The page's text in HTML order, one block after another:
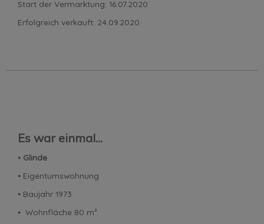
Start der Vermarktung: 16.07.2020
Erfolgreich verkauft: 24.09.2020
Es war einmal...
⦁ Glinde
⦁ Eigentumswohnung
⦁ Baujahr 1973
⦁ Wohnfläche 80 m²